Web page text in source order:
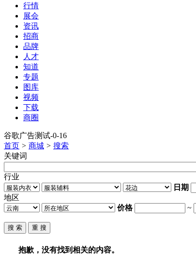
行情
展会
资讯
招商
品牌
人才
知道
专题
图库
视频
下载
商圈
谷歌广告测试-0-16
首页 > 商城 > 搜索
关键词
行业
日期
地区
价格
~
抱歉，没有找到相关的内容。